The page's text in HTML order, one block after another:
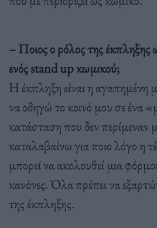
– Ποιος ο ρόλος της έκπληξης
ενός stand up κωμικού;
Η έκπληξη είναι η αγαπημένη
να οδηγώ το κοινό μου σε ένα
κατάσταση που δεν περίμεναν
καταλαβαίνω για ποιο λόγο η
μπορεί να ακολουθεί μια
κανόνες. Όλα πρέπει να
της έκπληξης.